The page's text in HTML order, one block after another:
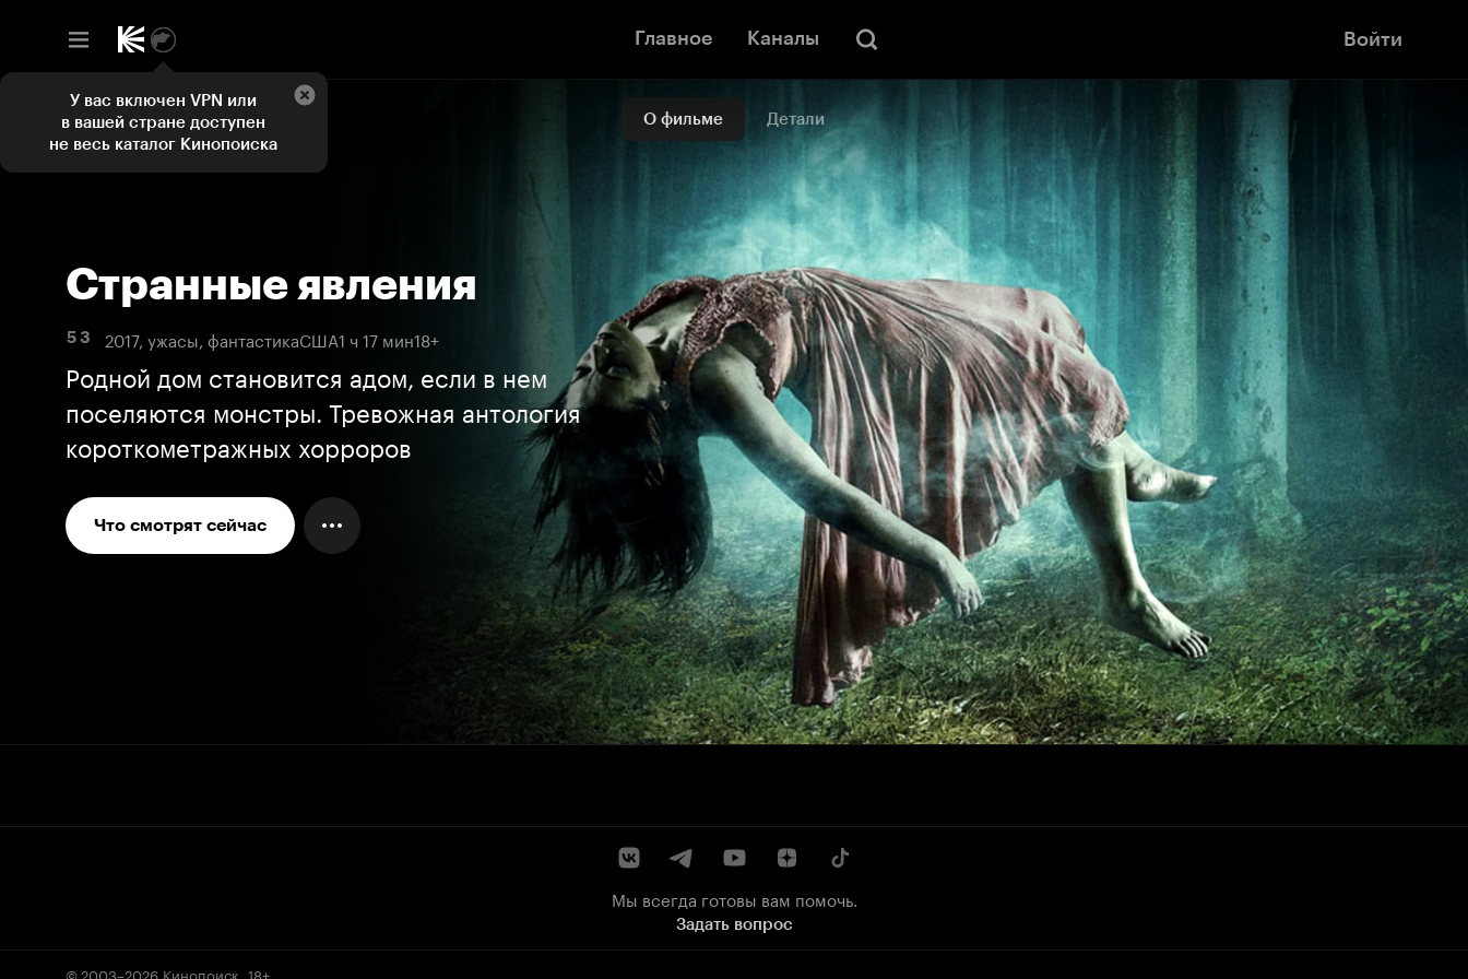
Главное Каналы Войти
О фильме Детали
Странные явления
5 3 2017, ужасы, фантастикаСША1 ч 17 мин18+
Родной дом становится адом, если в нем
поселяются монстры. Тревожная антология
короткометражных хорроров
Что смотрят сейчас
Мы всегда готовы вам помочь.
Задать вопрос
© 2003–2026 Кинопоиск 18+
У вас включен VPN или
в вашей стране доступен
не весь каталог Кинопоиска